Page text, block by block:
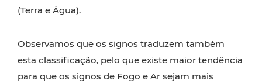
(Terra e Água).
Observamos que os signos traduzem também
esta classificação, pelo que existe maior tendência
para que os signos de Fogo e Ar sejam mais